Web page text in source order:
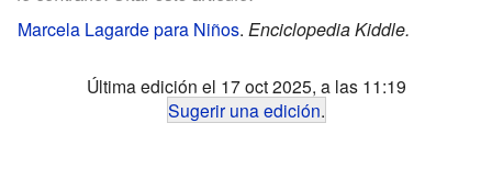
Marcela Lagarde para Niños. Enciclopedia Kiddle.
Última edición el 17 oct 2025, a las 11:19
Sugerir una edición.